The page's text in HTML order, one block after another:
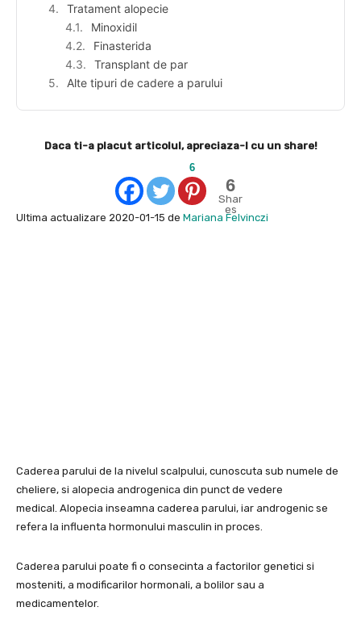
Tratament alopecie
Minoxidil
Finasterida
Transplant de par
Alte tipuri de cadere a parului
Daca ti-a placut articolul, apreciaza-l cu un share!
6
6
Shar
es
Ultima actualizare 2020-01-15 de Mariana Felvinczi
Caderea parului de la nivelul scalpului, cunoscuta sub numele de
cheliere, si alopecia androgenica din punct de vedere
medical. Alopecia inseamna caderea parului, iar androgenic se
refera la influenta hormonului masculin in proces.
Caderea parului poate fi o consecinta a factorilor genetici si
mosteniti, a modificarilor hormonali, a bolilor sau a
medicamentelor.